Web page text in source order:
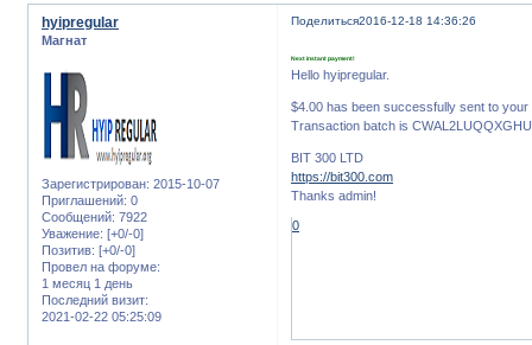
Поделиться2016-12-18 14:36:26
hyipregular
Магнат
Зарегистрирован: 2015-10-07
Приглашений: 0
Сообщений: 7922
Уважение: [+0/-0]
Позитив: [+0/-0]
Провел на форуме:
1 месяц 1 день
Последний визит:
2021-02-22 05:25:09
Next instant payment!
Hello hyipregular.
$4.00 has been successfully sent to
Transaction batch is
BIT 300 LTD
https://bit300.com
Thanks admin!
0